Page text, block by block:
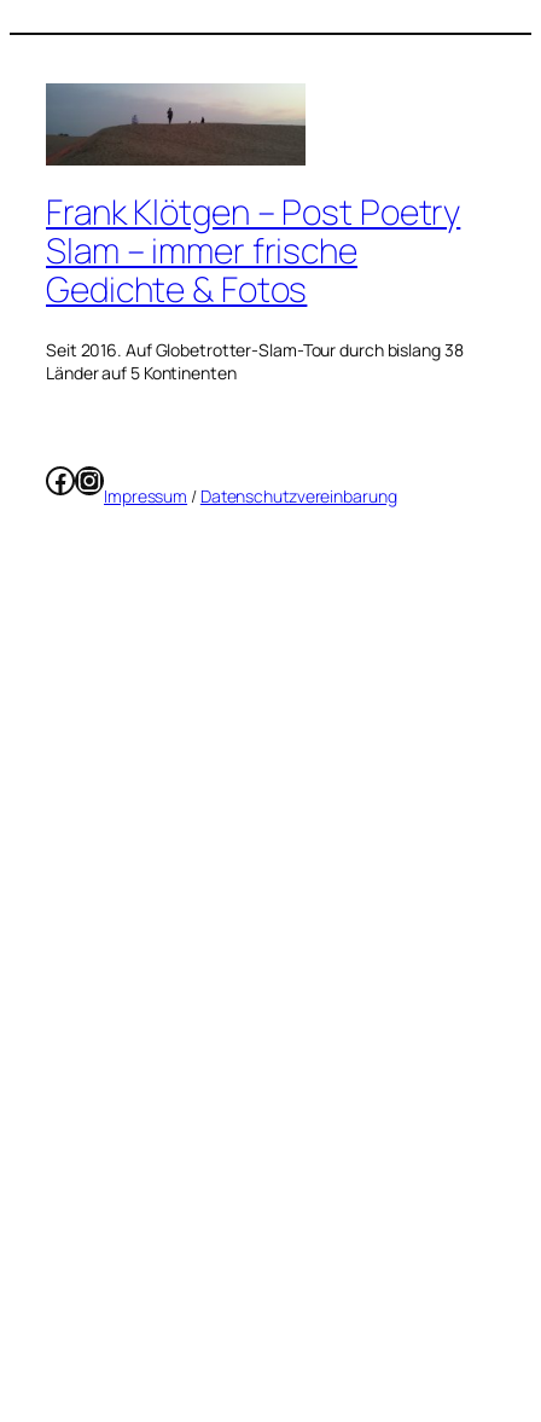
Frank Klötgen – Post Poetry
Slam – immer frische
Gedichte & Fotos
Seit 2016. Auf Globetrotter-Slam-Tour durch bislang 38
Länder auf 5 Kontinenten
Facebook
Instagram
Impressum / Datenschutzvereinbarung